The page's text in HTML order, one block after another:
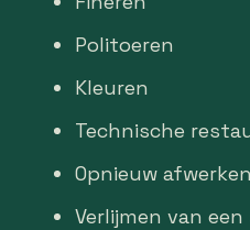
Politoeren
Kleuren
Technische
Opnieuw
Verlijmen van